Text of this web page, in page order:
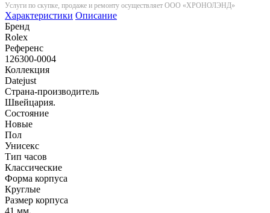
Услуги по скупке, продаже и ремонту осуществляет ООО «ХРОНОЛЭНД»
Характеристики Описание
Бренд
Rolex
Референс
126300-0004
Коллекция
Datejust
Страна-производитель
Швейцария.
Состояние
Новые
Пол
Унисекс
Тип часов
Классические
Форма корпуса
Круглые
Размер корпуса
41 мм.